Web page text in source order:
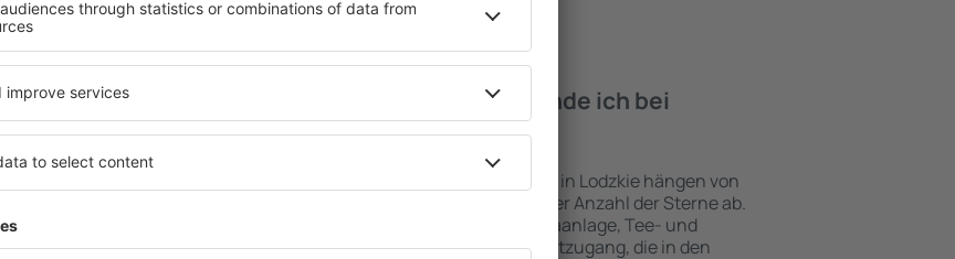
Lodzkie
nach
und Check-Out-
Anzahl der
Unterkünfte in
Welche Annehmlichkeiten finde ich bei
Unterkünften in Lodzkie?
Die Annehmlichkeiten bei Unterkünften in Lodzkie hängen von
der Art des ausgewählten Objekts und der Anzahl der Sterne ab.
Gäste nutzen Küchenzeile, Balkon, Klimaanlage, Tee- und
Kaffeezubehör, Handtücher und Internetzugang, die in den